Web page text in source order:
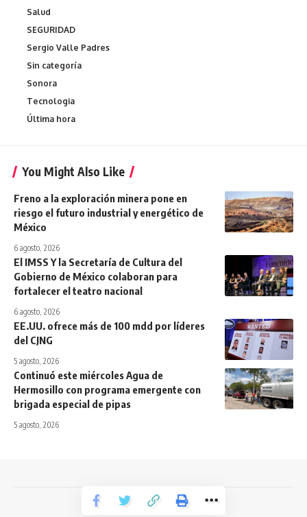
Salud
SEGURIDAD
Sergio Valle Padres
Sin categoría
Sonora
Tecnologia
Última hora
You Might Also Like
Freno a la exploración minera pone en
riesgo el futuro industrial y energético de
México
6 agosto, 2026
El IMSS Y la Secretaría de Cultura del
Gobierno de México colaboran para
fortalecer el teatro nacional
6 agosto, 2026
EE.UU. ofrece más de 100 mdd por líderes
del CJNG
5 agosto, 2026
Continuó este miércoles Agua de
Hermosillo con programa emergente con
brigada especial de pipas
5 agosto, 2026
Todos los derechos reservados